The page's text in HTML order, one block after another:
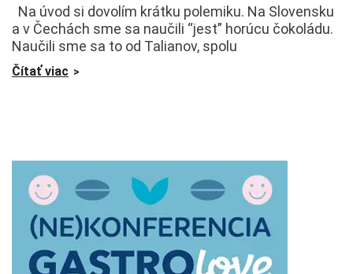
Na úvod si dovolím krátku polemiku. Na Slovensku
a v Čechách sme sa naučili “jest” horúcu čokoládu.
Naučili sme sa to od Talianov, spolu
Čítať viac